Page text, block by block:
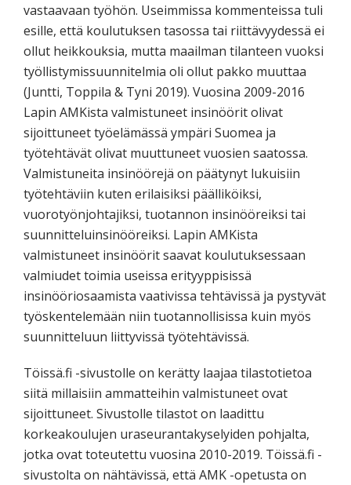
vastaavaan työhön. Useimmissa kommenteissa tuli
esille, että koulutuksen tasossa tai riittävyydessä ei
ollut heikkouksia, mutta maailman tilanteen vuoksi
työllistymissuunnitelmia oli ollut pakko muuttaa
(Juntti, Toppila & Tyni 2019). Vuosina 2009-2016
Lapin AMKista valmistuneet insinöörit olivat
sijoittuneet työelämässä ympäri Suomea ja
työtehtävät olivat muuttuneet vuosien saatossa.
Valmistuneita insinöörejä on päätynyt lukuisiin
työtehtäviin kuten erilaisiksi päälliköiksi,
vuorotyönjohtajiksi, tuotannon insinööreiksi tai
suunnitteluinsinööreiksi. Lapin AMKista
valmistuneet insinöörit saavat koulutuksessaan
valmiudet toimia useissa erityyppisissä
insinööriosaamista vaativissa tehtävissä ja pystyvät
työskentelemään niin tuotannollisissa kuin myös
suunnitteluun liittyvissä työtehtävissä.
Töissä.fi -sivustolle on kerätty laajaa tilastotietoa
siitä millaisiin ammatteihin valmistuneet ovat
sijoittuneet. Sivustolle tilastot on laadittu
korkeakoulujen uraseurantakyselyiden pohjalta,
jotka ovat toteutettu vuosina 2010-2019. Töissä.fi -
sivustolta on nähtävissä, että AMK -opetusta on